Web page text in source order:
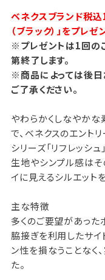
ベネクスブランド税
（ブラック）」をプレゼ
※プレゼントは1回の
第終了します。
※商品によっては後日
ご了承ください。
やわらかくしなやかな
で、ベネクスのエント
シリーズ「リフレッシュ」
生地やシンプル感はそ
イに見えるシルエット
主な特徴
多くのご要望があった
脇接ぎを利用したサイ
ン性を損なうことなく
た。